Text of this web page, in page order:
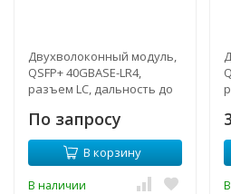
Двухволоконный модуль,
QSFP+ 40GBASE-LR4,
разъем LC, дальность до
По запросу
В корзину
В наличии